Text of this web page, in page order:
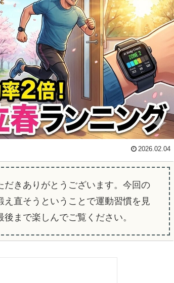
2026.02.04
きありがとうございます。今回の
直そうということで運動習慣を見
まで楽しんでご覧ください。